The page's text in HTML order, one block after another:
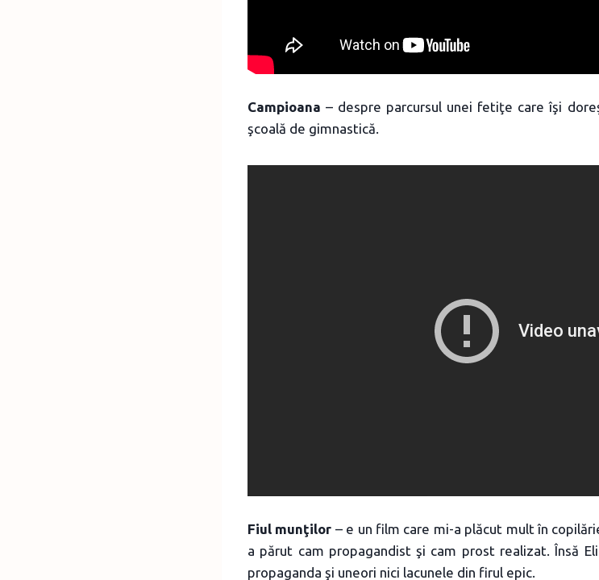
Campioana – despre parcursul unei fetiţe care îşi
şcoală de gimnastică.
Fiul munţilor – e un film care mi-a plăcut mult în
a părut cam propagandist şi cam prost realizat. Însă
propaganda şi uneori nici lacunele din firul epic.